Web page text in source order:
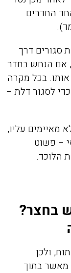
החדרים
סגורים דרך
אם הנחש בחדר
בכל מקרה
לסגור דלת –
עליו,
– פשוט
הלוכד.
בחצר?
ולכן
מאשר בתוך